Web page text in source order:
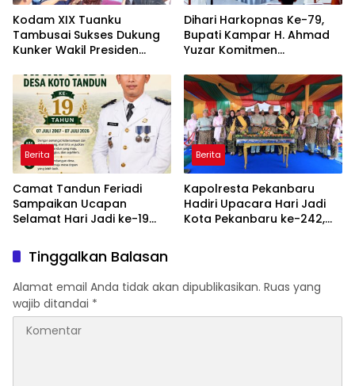
Kodam XIX Tuanku
Tambusai Sukses Dukung
Kunker Wakil Presiden
Jadi Sorotan Utama
Dihari Harkopnas Ke-79,
Bupati Kampar H. Ahmad
Yuzar Komitmen
Rakyat Berbasis Koperasi
Berita
Camat Tandun Feriadi
Sampaikan Ucapan
Selamat Hari Jadi ke-19
Berita
Kapolresta Pekanbaru
Hadiri Upacara Hari Jadi
Kota Pekanbaru ke-242,
Tinggalkan Balasan
Alamat email Anda tidak akan dipublikasikan. Ruas yang
wajib ditandai *